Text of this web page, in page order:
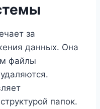
за
данных. Она
файлы
папок.